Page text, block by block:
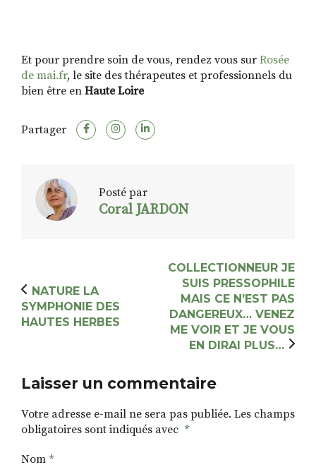
Et pour prendre soin de vous, rendez vous sur Rosée
de mai.fr, le site des thérapeutes et professionnels du
bien être en Haute Loire
Partager
Posté par
Coral JARDON
NATURE LA
SYMPHONIE DES
HAUTES HERBES
COLLECTIONNEUR JE
SUIS PRESSOPHILE
MAIS CE N’EST PAS
DANGEREUX… VENEZ
ME VOIR ET JE VOUS
EN DIRAI PLUS…
Laisser un commentaire
Votre adresse e-mail ne sera pas publiée. Les champs
obligatoires sont indiqués avec *
Nom *